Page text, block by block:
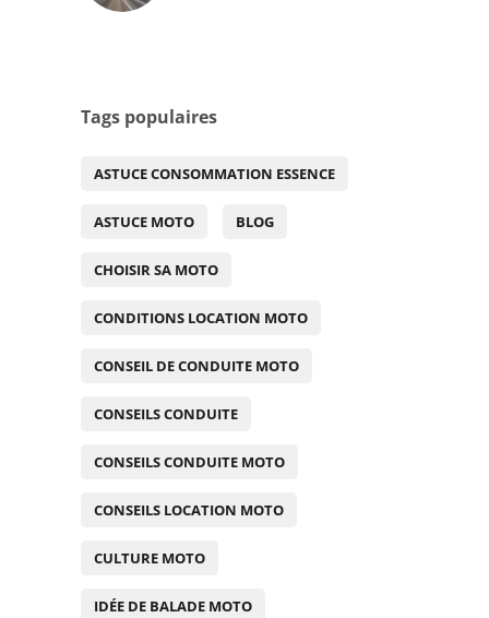
Tags populaires
ASTUCE CONSOMMATION ESSENCE
ASTUCE MOTO BLOG
CHOISIR SA MOTO
CONDITIONS LOCATION MOTO
CONSEIL DE CONDUITE MOTO
CONSEILS CONDUITE
CONSEILS CONDUITE MOTO
CONSEILS LOCATION MOTO
CULTURE MOTO
IDÉE DE BALADE MOTO